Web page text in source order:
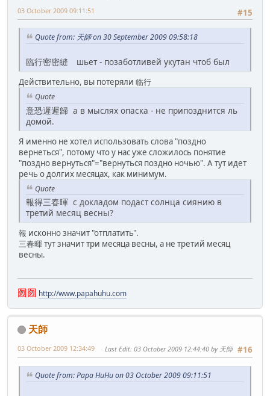
#15
03 October 2009 09:11:51
Quote from: 天師 on 30 September 2009 09:58:18
臨行密密縫 шьет - позаботливей укутан чтоб был
Действительно, вы потеряли 临行
Quote
意恐遲遲歸 а в мыслях опаска - не припозднится ль
домой.
Я именно не хотел использовать слова "поздно
вернеться", потому что у нас уже сложилось понятие
"поздно вернуться"="вернуться поздно ночью". А тут идет
речь о долгих месяцах, как минимум.
Quote
報得三春暉 с докладом подаст солнца сиянию в
третий месяц весны?
報 исконно значит "отплатить".
三春暉 тут значит три месяца весны, а не третий месяц
весны.
囫囫 http://www.papahuhu.com
天師
#16
03 October 2009 12:34:49 Last Edit: 03 October 2009 12:44:40 by 天師
Quote from: Papa HuHu on 03 October 2009 09:11:51